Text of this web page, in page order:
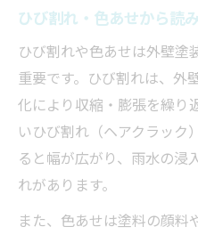
塗り替え時期に
外壁塗装の費用
外壁塗装20年未
外壁塗装費用と
ひび割れ・色あせから読
ひび割れや色あせは外壁塗
重要です。ひび割れは、外
化により収縮・膨張を繰り
いひび割れ（ヘアクラック
ると幅が広がり、雨水の浸
れがあります。
また、色あせは塗料の顔料